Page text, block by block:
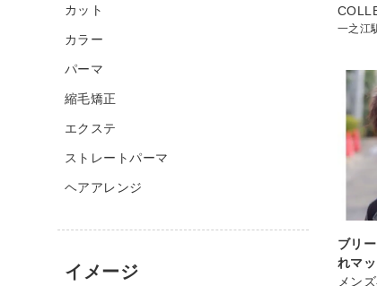
一之江
ブリ
れマ
メン
カット
カラー
パーマ
縮毛矯正
エクステ
ストレートパーマ
ヘアアレンジ
イメージ